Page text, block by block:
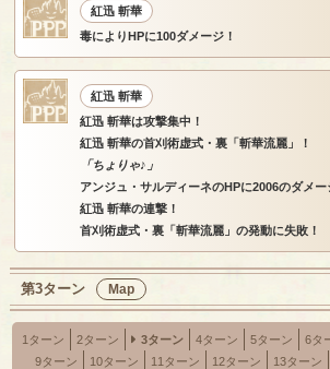
紅迅 斬華
毒によりHPに100ダメージ！
紅迅 斬華
紅迅 斬華は攻撃集中！
紅迅 斬華の首刈術虚式・裏「斬華流麗」！
「ちょりゃ♪」
アンジュ・サルディーネのHPに2006のダメー
紅迅 斬華の連撃！
首刈術虚式・裏「斬華流麗」の発動に失敗！
第3ターン Map
1ターン 2ターン 3ターン 4ターン 5ターン 6タ
9ターン
10ターン 11ターン 12ターン 13ターン